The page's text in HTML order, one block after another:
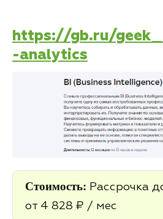
https://gb.ru/
-analytics
Стоимость: Рассрочка
от 4 828 ₽ / мес